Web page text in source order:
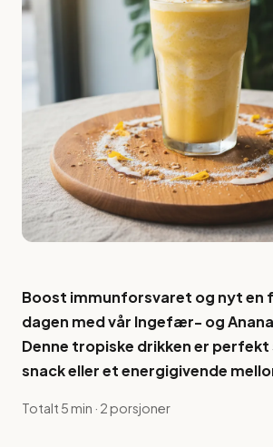
Boost immunforsvaret og nyt en
dagen med vår Ingefær- og
Denne tropiske drikken er perfekt
snack eller et energigivende
Totalt 5 min · 2 porsjoner